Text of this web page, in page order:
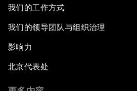
我们的工作方式
我们的领导团队与组织治理
影响力
北京代表处